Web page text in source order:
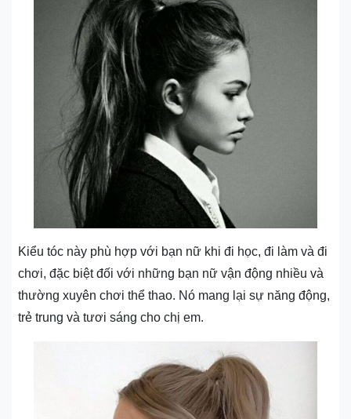
Kiểu tóc này phù hợp với bạn nữ khi đi học, đi làm và đi
chơi, đặc biệt đối với những bạn nữ vận động nhiều và
thường xuyên chơi thể thao. Nó mang lại sự năng động,
trẻ trung và tươi sáng cho chị em.